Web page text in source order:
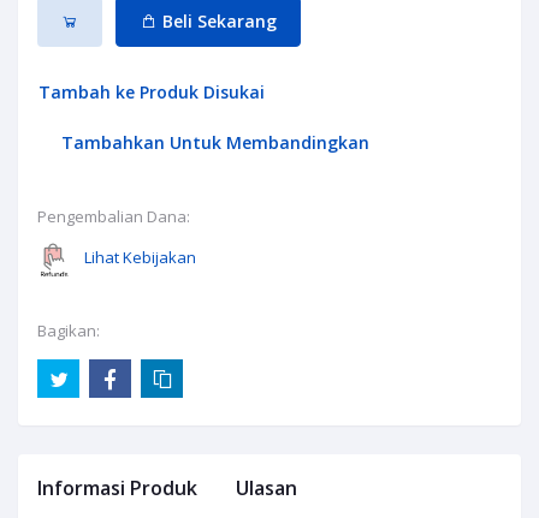
Beli Sekarang
Tambah ke Produk Disukai
Tambahkan Untuk Membandingkan
Pengembalian Dana:
Lihat Kebijakan
Bagikan:
Informasi Produk Ulasan